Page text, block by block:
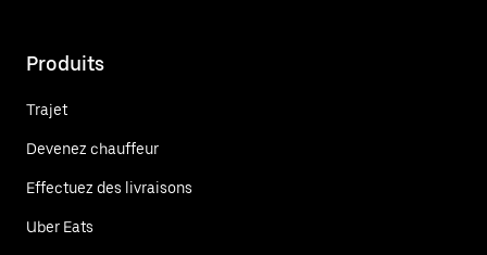
Produits
Trajet
Devenez chauffeur
Effectuez des livraisons
Uber Eats